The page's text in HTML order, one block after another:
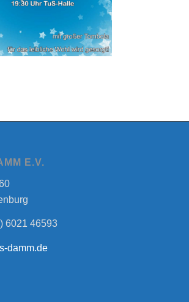
E.V.
6021 46593
damm.de